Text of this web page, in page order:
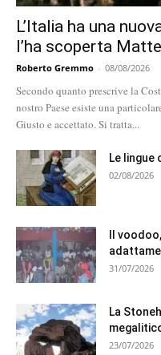
L’Italia ha una
l’ha scoperta
Roberto Gremmo - 08/08/2026
Secondo quanto prescrive la
nostro Paese esiste una
Giusto e accettato. Si tratta...
Le lingue
02/08/2026
Il
31/07/2026
La
23/07/2026